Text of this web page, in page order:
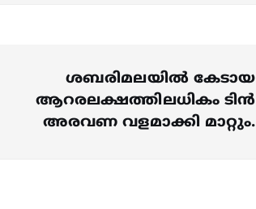
ശബരിമലയില്‍ കേടായ
ആറരലക്ഷത്തിലധികം ടിൻ
അരവണ വളമാക്കി മാറ്റും.